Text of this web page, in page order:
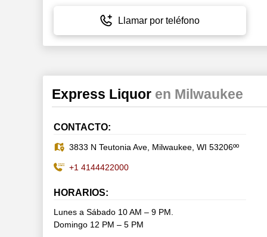
Llamar por teléfono
Express Liquor en Milwaukee
CONTACTO:
3833 N Teutonia Ave, Milwaukee, WI 53206ºº
+1 4144422000
HORARIOS:
Lunes a Sábado 10 AM – 9 PM.
Domingo 12 PM – 5 PM